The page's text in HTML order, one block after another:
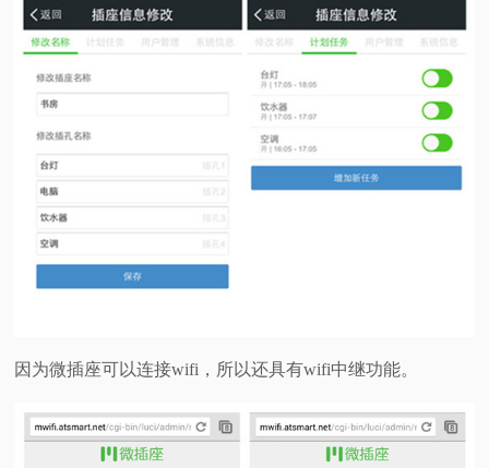
因为微插座可以连接wifi，所以还具有wifi中继功能。